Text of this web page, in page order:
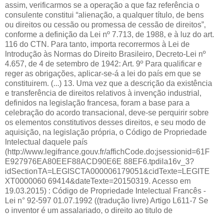
assim, verificarmos se a operação a que faz referência o
consulente constitui “alienação, a qualquer título, de bens
ou direitos ou cessão ou promessa de cessão de direitos”,
conforme a definição da Lei nº 7.713, de 1988, e à luz do art.
116 do CTN. Para tanto, importa recorrermos à Lei de
Introdução às Normas do Direito Brasileiro, Decreto-Lei nº
4.657, de 4 de setembro de 1942: Art. 9º Para qualificar e
reger as obrigações, aplicar-se-á a lei do país em que se
constituirem. (...) 13. Uma vez que a descrição da existência
e transferência de direitos relativos à invenção industrial,
definidos na legislação francesa, foram a base para a
celebração do acordo transacional, deve-se perquirir sobre
os elementos constitutivos desses direitos, e seu modo de
aquisição, na legislação própria, o Código de Propriedade
Intelectual daquele país
(http://www.legifrance.gouv.fr/affichCode.do;jsessionid=61F
E927976EA80EEF88ACD90E6E 88EF6.tpdila16v_3?
idSectionTA=LEGISCTA000006179051&cidTexte=LEGITE
XT0000060 69414&dateTexte=20150319. Acesso em
19.03.2015) : Código de Propriedade Intelectual Francês -
Lei n° 92-597 01.07.1992 ((tradução livre) Artigo L611-7 Se
o inventor é um assalariado, o direito ao titulo de